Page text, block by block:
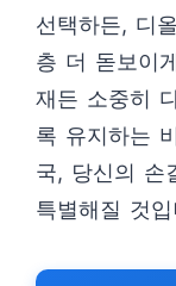
선택하든, 디
층 더 돋보이
재든 소중히
록 유지하는
국, 당신의 손
특별해질 것